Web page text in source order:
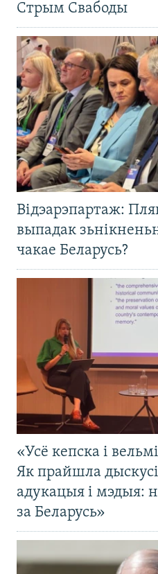
Стрым Свабоды
Відэарэпартаж:
выпадак
чакае Беларусь?
«Усё кепска і
Як прайшла
адукацыя і мэдыя:
за Беларусь»